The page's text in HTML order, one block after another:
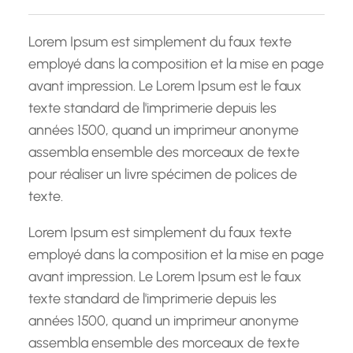
c
hLorem Ipsum est simplement du faux texte
employé dans la composition et la mise en page
avant impression. Le Lorem Ipsum est le faux
texte standard de l'imprimerie depuis les
années 1500, quand un imprimeur anonyme
assembla ensemble des morceaux de texte
pour réaliser un livre spécimen de polices de
texte.
Lorem Ipsum est simplement du faux texte
employé dans la composition et la mise en page
avant impression. Le Lorem Ipsum est le faux
texte standard de l'imprimerie depuis les
années 1500, quand un imprimeur anonyme
assembla ensemble des morceaux de texte